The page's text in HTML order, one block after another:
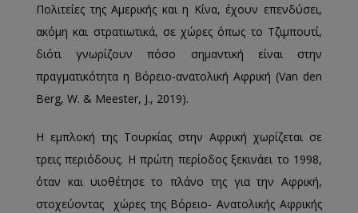
Πολιτείες της Αμερικής και η Κίνα, έχουν επενδύσει,
ακόμη και στρατιωτικά, σε χώρες όπως το Τζιμπουτί,
διότι γνωρίζουν πόσο σημαντική είναι στην
πραγματικότητα η Βόρειο-ανατολική Αφρική (Van den
Berg, W. & Meester, J., 2019).
Η εμπλοκή της Τουρκίας στην Αφρική χωρίζεται σε
τρεις περιόδους. Η πρώτη περίοδος ξεκινάει το 1998,
όταν και υιοθέτησε το πλάνο της για την Αφρική,
στοχεύοντας χώρες της Βόρειο- Ανατολικής Αφρικής